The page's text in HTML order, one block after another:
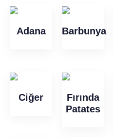
Adana Barbunya
Ciğer
Fırında
Patates